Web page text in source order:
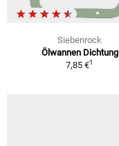
Siebenrock
Ölwannen Dichtung
7,85 €1